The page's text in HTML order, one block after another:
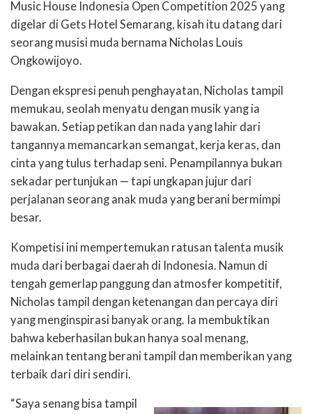
Music House Indonesia Open Competition 2025 yang
digelar di Gets Hotel Semarang, kisah itu datang dari
seorang musisi muda bernama Nicholas Louis
Ongkowijoyo.
Dengan ekspresi penuh penghayatan, Nicholas tampil
memukau, seolah menyatu dengan musik yang ia
bawakan. Setiap petikan dan nada yang lahir dari
tangannya memancarkan semangat, kerja keras, dan
cinta yang tulus terhadap seni. Penampilannya bukan
sekadar pertunjukan — tapi ungkapan jujur dari
perjalanan seorang anak muda yang berani bermimpi
besar.
Kompetisi ini mempertemukan ratusan talenta musik
muda dari berbagai daerah di Indonesia. Namun di
tengah gemerlap panggung dan atmosfer kompetitif,
Nicholas tampil dengan ketenangan dan percaya diri
yang menginspirasi banyak orang. Ia membuktikan
bahwa keberhasilan bukan hanya soal menang,
melainkan tentang berani tampil dan memberikan yang
terbaik dari diri sendiri.
“Saya senang bisa tampil